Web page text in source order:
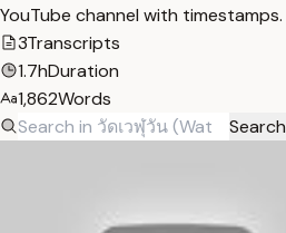
YouTube channel with timestamps.
3Transcripts
1.7hDuration
1,862Words
Search